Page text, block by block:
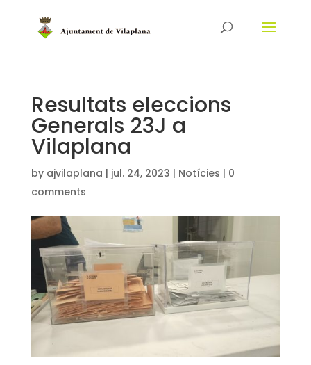
Resultats eleccions
Generals 23J a
Vilaplana
by ajvilaplana | jul. 24, 2023 | Notícies | 0
comments